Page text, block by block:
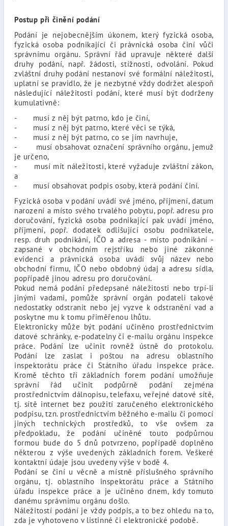
Postup při činění podání
Podání je nejobecnějším úkonem, který fyzická osoba,
fyzická osoba podnikající či právnická osoba činí vůči
správnímu orgánu. Správní řád upravuje některé další
druhy podání, např. žádosti, stížnosti, odvolání. Pokud
zvláštní druhy podání nestanoví své formální náležitosti,
uplatní se pravidlo, že je nezbytné vždy dodržet alespoň
následující náležitosti podání, které musí být dodrženy
kumulativně:
- musí z něj být patrno, kdo je činí,
- musí z něj být patrno, které věci se týká,
- musí z něj být patrno, co se jím navrhuje,
- musí obsahovat označení správního orgánu, jemuž
je určeno,
- musí mít náležitosti, které vyžaduje zvláštní zákon,
a
- musí obsahovat podpis osoby, která podání činí.
Fyzická osoba v podání uvádí své jméno, příjmení, datum
narození a místo svého trvalého pobytu, popř. adresu pro
doručování, fyzická osoba podnikající pak uvádí jméno,
příjmení, popř. dodatek odlišující osobu podnikatele,
resp. druh podnikání, IČO a adresa - místo podnikání -
zapsané v obchodním rejstříku nebo jiné zákonné
evidenci a právnická osoba uvádí svůj název nebo
obchodní firmu, IČO nebo obdobný údaj a adresu sídla,
popřípadě jinou adresu pro doručování.
Pokud nemá podání předepsané náležitosti nebo trpí-li
jinými vadami, pomůže správní orgán podateli takové
nedostatky odstranit nebo jej vyzve k odstranění vad a
poskytne mu k tomu přiměřenou lhůtu.
Elektronicky může být podání učiněno prostřednictvím
datové schránky, e-podatelny či e-mailu orgánu inspekce
práce. Podání lze učinit rovněž ústně do protokolu.
Podání lze zaslat i poštou na adresu oblastního
inspektorátu práce či Státního úřadu inspekce práce.
Kromě těchto tří základních forem podání umožňuje
správní řád učinit podpůrně podání zejména
prostřednictvím dálnopisu, telefaxu, veřejné datové sítě,
tj. sítě internet bez použití zaručeného elektronického
podpisu, tzn. prostřednictvím běžného e-mailu či pomocí
jiných technických prostředků, to vše ovšem za
předpokladu, že podání učiněné touto podpůrnou
formou bude do 5 dnů potvrzeno, popřípadě doplněno
některou z výše uvedených základních forem. Veškeré
kontaktní údaje jsou uvedeny výše v bodě 4.
Podání se činí u věcně a místně příslušného správního
orgánu, tj. oblastního inspektorátu práce a Státního
úřadu inspekce práce a je učiněno dnem, kdy tomuto
danému správnímu orgánu došlo.
Náležitostí podání je vždy podpis, a to bez ohledu na to,
zda je vyhotoveno v listinné či elektronické podobě.